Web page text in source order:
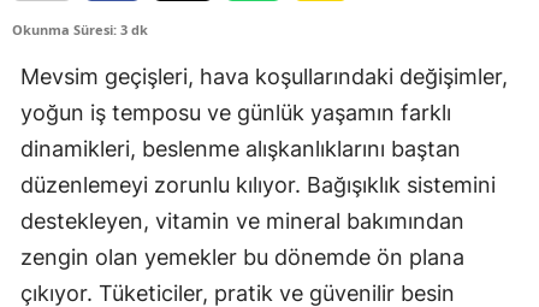
Okunma Süresi: 3 dk
Mevsim geçişleri, hava koşullarındaki değişimler,
yoğun iş temposu ve günlük yaşamın farklı
dinamikleri, beslenme alışkanlıklarını baştan
düzenlemeyi zorunlu kılıyor. Bağışıklık sistemini
destekleyen, vitamin ve mineral bakımından
zengin olan yemekler bu dönemde ön plana
çıkıyor. Tüketiciler, pratik ve güvenilir besin